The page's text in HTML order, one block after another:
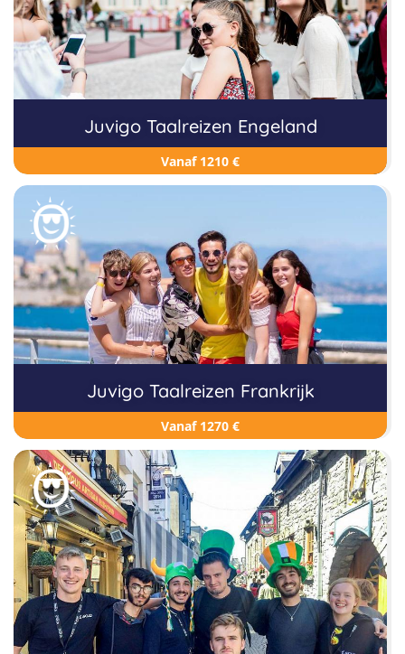
Juvigo Taalreizen Engeland
Vanaf 1210 €
Juvigo Taalreizen Frankrijk
Vanaf 1270 €